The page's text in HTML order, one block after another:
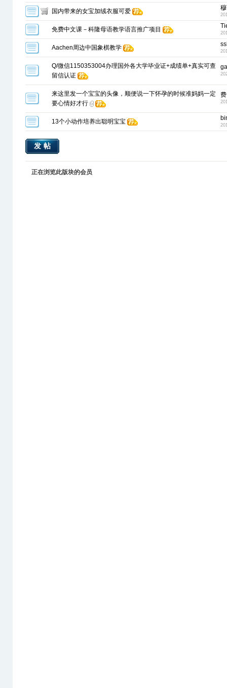
国内带来的女宝加绒衣服可爱
免费中文课－科隆母语教学语言推广项目
Aachen周边中国象棋教学
Q/微信1150353004办理国外各大学毕业证+成绩单+真实可查
留信认证
来这里发一个宝宝的头像，顺便说一下怀孕的时候准妈妈一定
要心情好才行
13个小动作培养出聪明宝宝
发帖
正在浏览此版块的会员